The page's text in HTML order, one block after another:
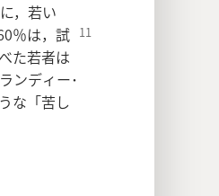
，若い
％は，試
た若者は
ンディー･
な「苦し